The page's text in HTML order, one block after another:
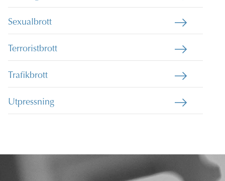
Sexualbrott
Terroristbrott
Trafikbrott
Utpressning